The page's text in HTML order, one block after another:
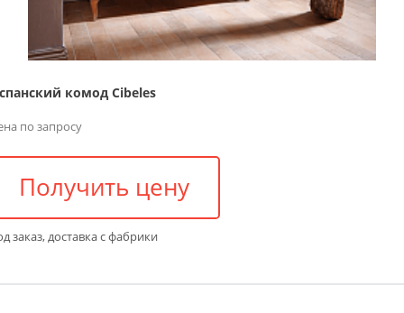
комод Cibeles
по запросу
Получить цену
заказ, доставка с фабрики